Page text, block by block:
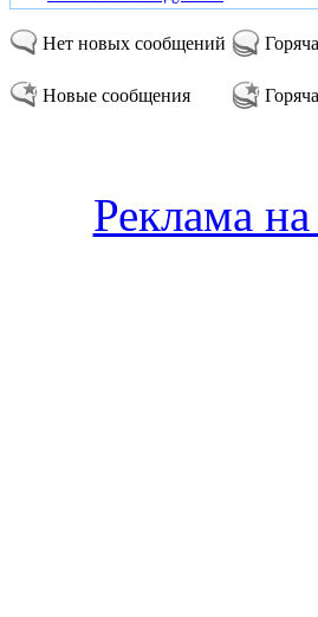
Нет новых сообщений
Новые сообщения
Реклама